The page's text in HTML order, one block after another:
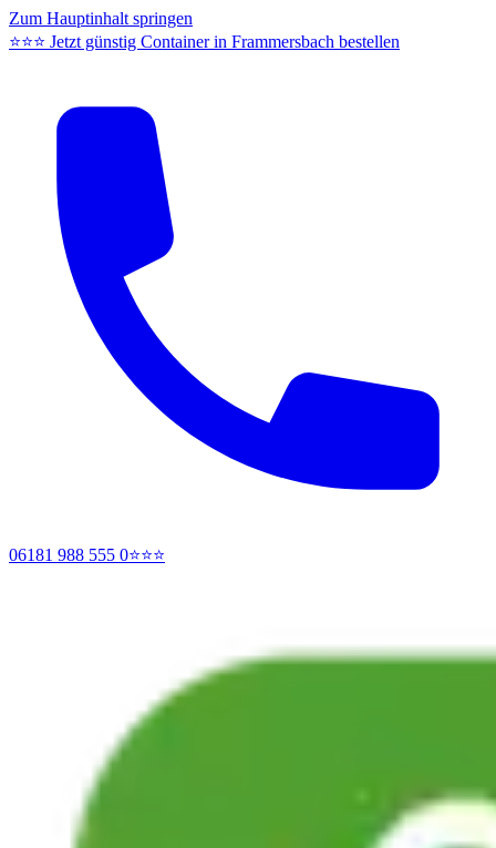
Zum Hauptinhalt springen
⭐⭐⭐ Jetzt günstig Container in Frammersbach bestellen
06181 988 555 0⭐⭐⭐